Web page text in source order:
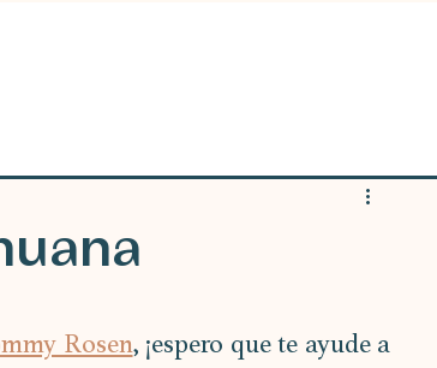
Rosen, ¡espero que te ayude a